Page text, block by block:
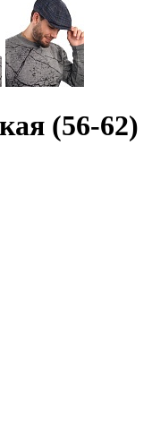
(56-62)